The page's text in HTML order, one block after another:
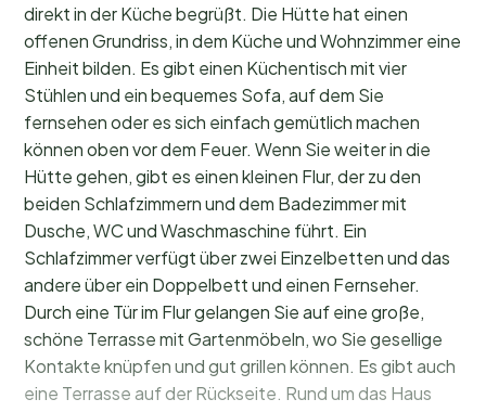
direkt in der Küche begrüßt. Die Hütte hat einen
offenen Grundriss, in dem Küche und Wohnzimmer eine
Einheit bilden. Es gibt einen Küchentisch mit vier
Stühlen und ein bequemes Sofa, auf dem Sie
fernsehen oder es sich einfach gemütlich machen
können oben vor dem Feuer. Wenn Sie weiter in die
Hütte gehen, gibt es einen kleinen Flur, der zu den
beiden Schlafzimmern und dem Badezimmer mit
Dusche, WC und Waschmaschine führt. Ein
Schlafzimmer verfügt über zwei Einzelbetten und das
andere über ein Doppelbett und einen Fernseher.
Durch eine Tür im Flur gelangen Sie auf eine große,
schöne Terrasse mit Gartenmöbeln, wo Sie gesellige
Kontakte knüpfen und gut grillen können. Es gibt auch
eine Terrasse auf der Rückseite. Rund um das Haus